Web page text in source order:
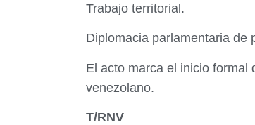
Trabajo territorial.
Diplomacia parlamentaria de
El acto marca el inicio formal
venezolano.
T/RNV